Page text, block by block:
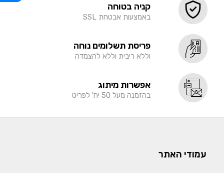
קניה בטוחה
באמצעות אבטחת SSL
פריסת תשלומים נוחה
וללא ריבית וללא להצמדה
אפשרות מיתוג
בהזמנה מעל 50 יח' לפריט
עמודי האתר